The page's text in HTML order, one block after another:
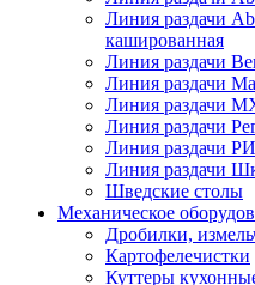
Линия раздачи
кашированная
Линия раздачи
Линия раздачи
Линия раздачи
Линия раздачи
Линия раздачи
Линия раздачи
Шведские столы
Механическое
Дробилки,
Картофелечистки
Куттеры